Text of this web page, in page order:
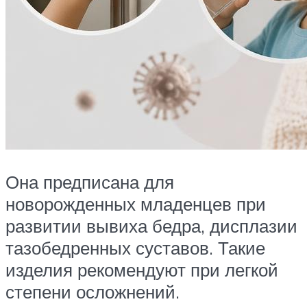
Она предписана для
новорожденных младенцев при
развитии вывиха бедра, дисплазии
тазобедренных суставов. Такие
изделия рекомендуют при легкой
степени осложнений.